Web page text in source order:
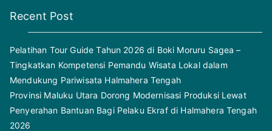
Recent Post
Pelatihan Tour Guide Tahun 2026 di Boki Moruru Sagea –
Tingkatkan Kompetensi Pemandu Wisata Lokal dalam
Mendukung Pariwisata Halmahera Tengah
Provinsi Maluku Utara Dorong Modernisasi Produksi Lewat
Penyerahan Bantuan Bagi Pelaku Ekraf di Halmahera Tengah
2026